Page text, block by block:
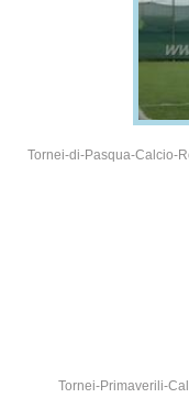
Tornei-di-Pasqua-Calcio-
Tornei-Primaverili-